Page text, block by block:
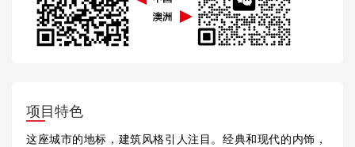
项目特色
这座城市的地标，建筑风格引人注目。经典和现代的内饰，